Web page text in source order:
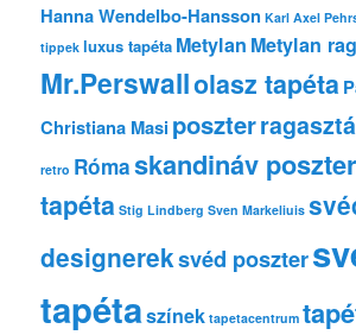
Hanna Wendelbo-Hansson Karl Axel
tippek luxus tapéta Metylan Metylan
Mr.Perswallolasz tapéta
Christiana Masi poszter
retro Rómaskandináv poszter
tapéta Stig Lindberg Sven Markeliuis
designereksvéd poszter
tapétaszínek tapetacentrum